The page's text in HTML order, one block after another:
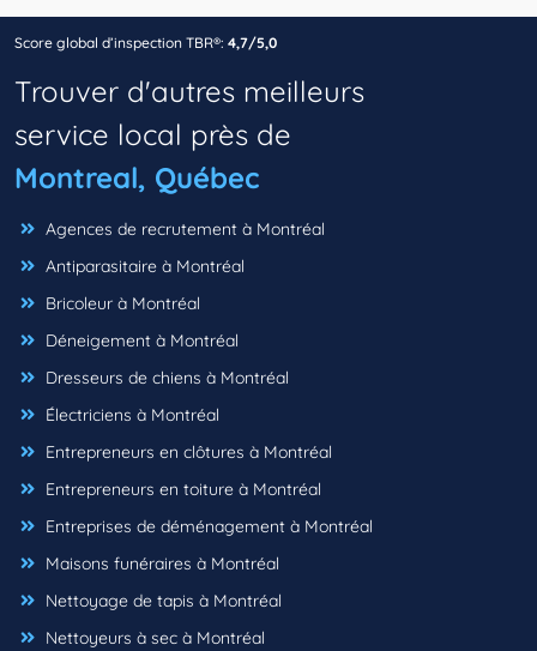
Score global d’inspection TBR®: 4,7/5,0
Trouver d'autres meilleurs
service local près de
Montreal, Québec
Agences de recrutement à Montréal
Antiparasitaire à Montréal
Bricoleur à Montréal
Déneigement à Montréal
Dresseurs de chiens à Montréal
Électriciens à Montréal
Entrepreneurs en clôtures à Montréal
Entrepreneurs en toiture à Montréal
Entreprises de déménagement à Montréal
Maisons funéraires à Montréal
Nettoyage de tapis à Montréal
Nettoyeurs à sec à Montréal